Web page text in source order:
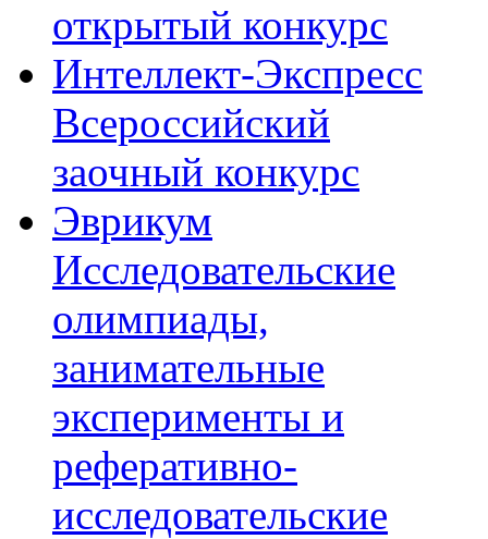
открытый конкурс
Интеллект-Экспресс
Всероссийский
заочный конкурс
Эврикум
Исследовательские
олимпиады,
занимательные
эксперименты и
реферативно-
исследовательские